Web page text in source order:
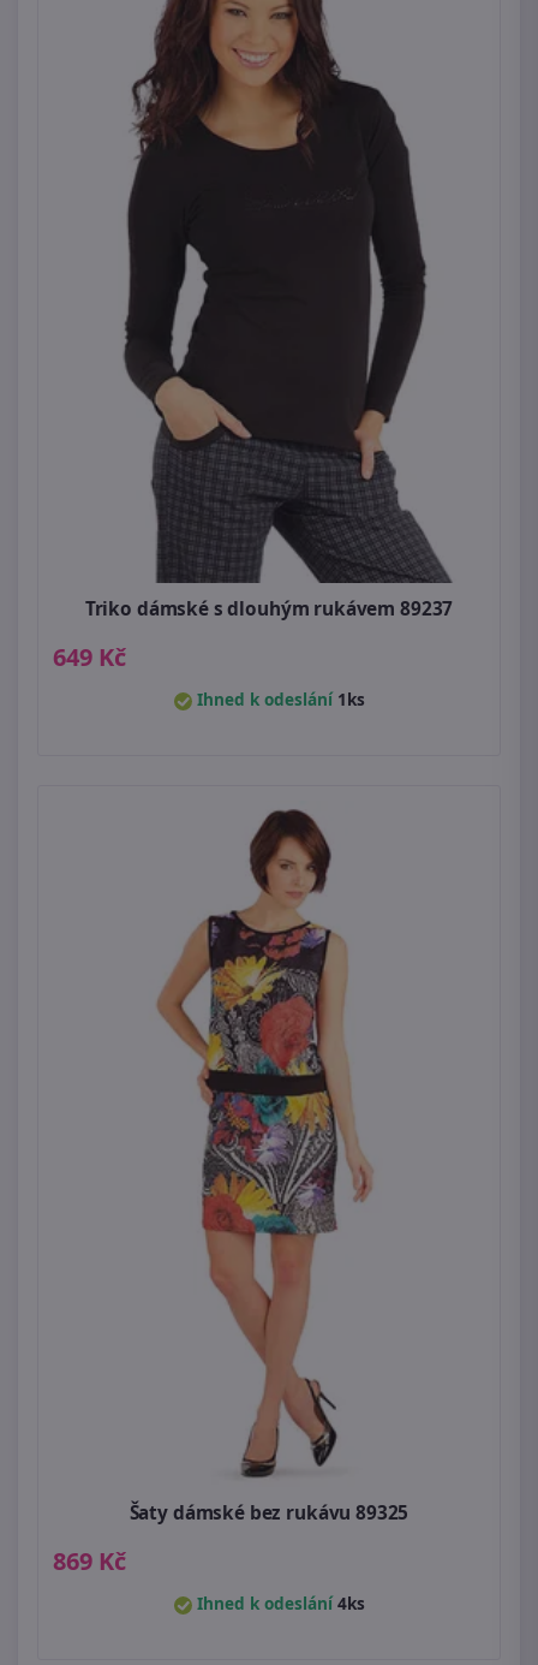
Triko dámské s dlouhým rukávem 89237
649 Kč
Ihned k odeslání 1ks
Šaty dámské bez rukávu 89325
869 Kč
Ihned k odeslání4ks